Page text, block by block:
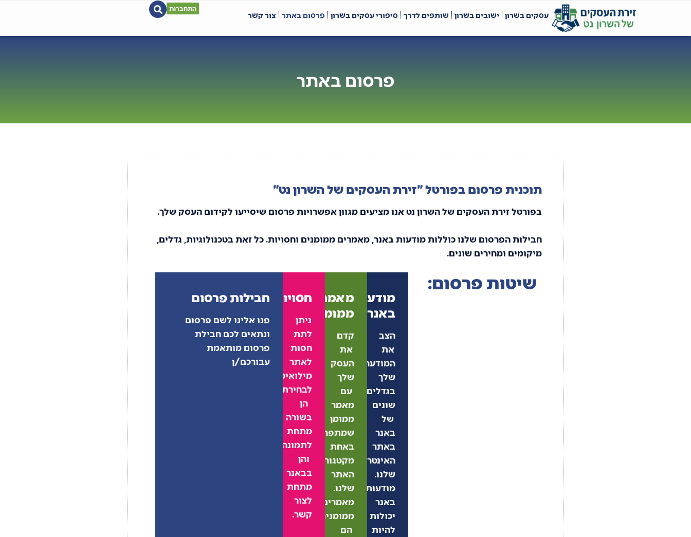
עסקים בשרון ישובים בשרון שותפים לדרך סיפורי עסקים בשרון פרסום באתר צור קשר
התחברות
פרסום באתר
תוכנית פרסום בפורטל "זירת העסקים של השרון נט"
בפורטל זירת העסקים של השרון נט אנו מציעים מגוון אפשרויות פרסום שיסייעו לקידום העסק שלך.
חבילות הפרסום שלנו כוללות מודעות באנר, מאמרים ממומנים וחסויות. כל זאת בטכנולוגיות, גדלים,
מיקומים ומחירים שונים.
שיטות פרסום:
מודעות
באנר
הצב
את
המודעה
שלך
בגדלים
שונים
של
באנר
באתר
האינטרנט
שלנו.
מודעות
באנר
יכולות
להיות
מאמרים
ממומנים
קדם
את
העסק
שלך
עם
מאמר
ממומן
שמתפרסם
באחת
מקטגוריות
האתר
שלנו.
מאמרים
ממומנים
הם
חסויות
ניתן
לתת
חסות
לאתר
מילואימניק.ית
לבחירתכם,
הן
בשורה
מתחת
לתמונה
והן
בבאנר
מתחת
לצור
קשר.
חבילות פרסום
פנו אלינו לשם פרסום
ונתאים לכם חבילת
פרסום מותאמת
עבורכם/ן